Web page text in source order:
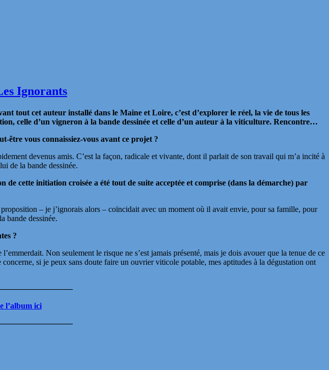
Ignorants
tout cet auteur installé dans le Maine et Loire, c’est d’explorer le réel, la vie de tous les
celle d’un vigneron à la bande dessinée et celle d’un auteur à la viticulture. Rencontre…
être vous connaissiez-vous avant ce projet ?
devenus amis. C’est la façon, radicale et vivante, dont il parlait de son travail qui m’a incité à
de la bande dessinée.
cette initiation croisée a été tout de suite acceptée et comprise (dans la démarche) par
– je j’ignorais alors – coïncidait avec un moment où il avait envie, pour sa famille, pour
bande dessinée.
?
Non seulement le risque ne s’est jamais présenté, mais je dois avouer que la tenue de ce
si je peux sans doute faire un ouvrier viticole potable, mes aptitudes à la dégustation ont
l’album ici